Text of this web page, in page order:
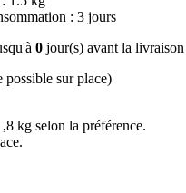
: 3 jours
0 jour(s) avant la livraison
kg selon la préférence.